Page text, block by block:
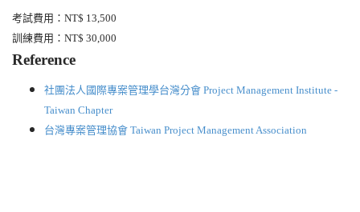
考試費用： NT$ 13,500
訓練費用： NT$ 30,000
Reference
社團法人國際專案管理學台灣分會 Project Management Institute -
Taiwan Chapter
台灣專案管理協會 Taiwan Project Management Association